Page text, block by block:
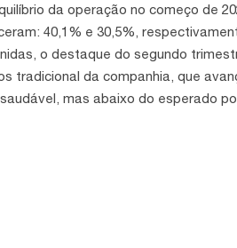
da operação no começo de
40,1% e 30,5%,
o destaque do segundo
tradicional da companhia, que
mas abaixo do esperado